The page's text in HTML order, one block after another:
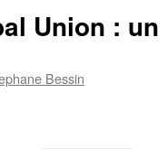
Union :
Bessin